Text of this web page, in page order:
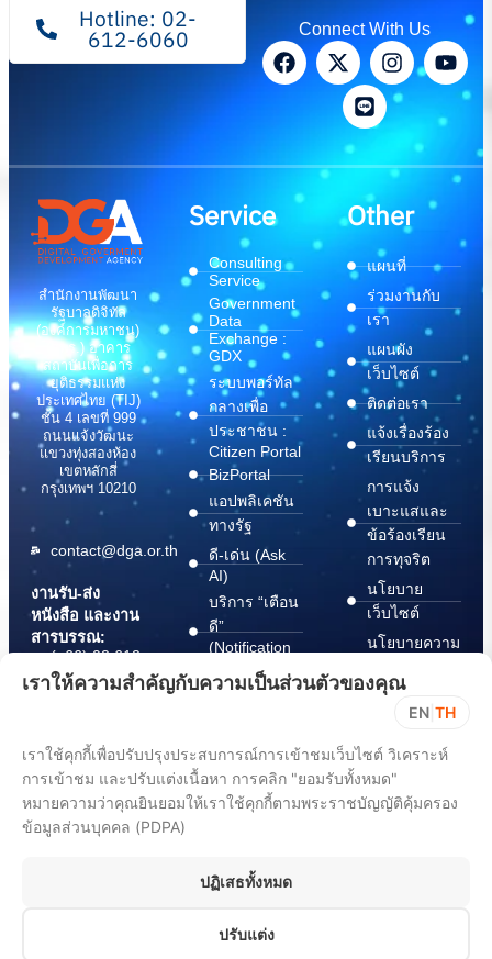
Hotline: 02-
612-6060 Connect With Us
สำนักงานพัฒนา
รัฐบาลดิจิทัล
(องค์การมหาชน)
(สพร.) อาคาร
สถาบันเพื่อการ
ยุติธรรมแห่ง
ประเทศไทย (TIJ)
ชั้น 4 เลขที่ 999
ถนนแจ้งวัฒนะ
แขวงทุ่งสองห้อง
เขตหลักสี่
กรุงเทพฯ 10210
contact@dga.or.th
งานรับ-ส่ง
หนังสือ และงาน
สารบรรณ:
(+66) 02 612
6000
saraban@dga.or.th
Center:
(+66) 02 612
Service
Consulting
Service
Government
Data
Exchange :
GDX
ระบบพอร์ทัล
กลางเพื่อ
ประชาชน :
Citizen Portal
BizPortal
แอปพลิเคชัน
ทางรัฐ
ดี-เด่น (Ask
AI)
บริการ “เตือน
ดี”
(Notification
บริการ
(Document
Wallet)
Other
แผนที่
ร่วมงานกับ
เรา
แผนผัง
เว็บไซต์
ติดต่อเรา
แจ้งเรื่องร้อง
เรียนบริการ
การแจ้ง
เบาะแสและ
ข้อร้องเรียน
การทุจริต
นโยบาย
เว็บไซต์
นโยบายความ
ปลอดภัย
สารสนเทศ
ChangeLog
All rights reserved 2025. Digital Government Development Agency
เราให้ความสำคัญกับความเป็นส่วนตัวของคุณ
EN TH
เราใช้คุกกี้เพื่อปรับปรุงประสบการณ์การเข้าชมเว็บไซต์ วิเคราะห์
การเข้าชม และปรับแต่งเนื้อหา การคลิก "ยอมรับทั้งหมด"
หมายความว่าคุณยินยอมให้เราใช้คุกกี้ตามพระราชบัญญัติคุ้มครอง
ข้อมูลส่วนบุคคล (PDPA)
ปฏิเสธทั้งหมด
ปรับแต่ง